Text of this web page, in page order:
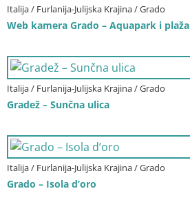
Italija / Furlanija-Julijska Krajina / Grado
Web kamera Grado – Aquapark i plaža
Italija / Furlanija-Julijska Krajina / Grado
Gradež – Sunčna ulica
Italija / Furlanija-Julijska Krajina / Grado
Grado – Isola d’oro